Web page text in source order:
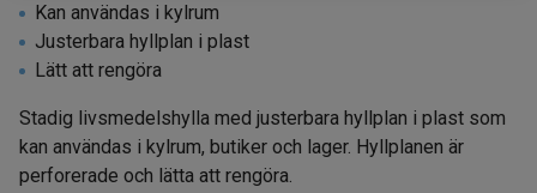
Kan användas i kylrum
Justerbara hyllplan i plast
Lätt att rengöra
Stadig livsmedelshylla med justerbara hyllplan i plast som
kan användas i kylrum, butiker och lager. Hyllplanen är
perforerade och lätta att rengöra.